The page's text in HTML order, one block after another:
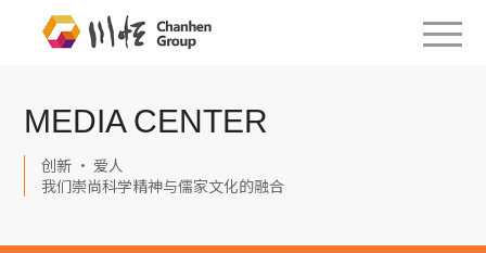
MEDIA CENTER
创新 · 爱人
我们崇尚科学精神与儒家文化的融合